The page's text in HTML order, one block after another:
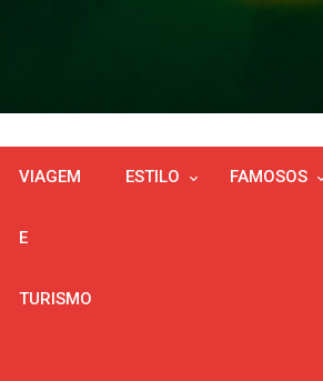
VIAGEM
E
TURISMO
ESTILO FAMOSOS